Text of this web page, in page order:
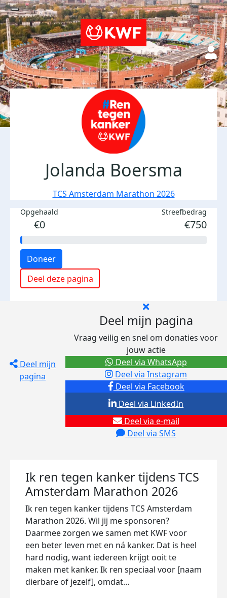
Jolanda Boersma
TCS Amsterdam Marathon 2026
Opgehaald
€0
Streefbedrag
€750
Doneer
Deel deze pagina
Deel mijn
pagina
Deel mijn pagina
Vraag veilig en snel om donaties voor
jouw actie
Deel via Facebook
Deel via Instagram
Deel via e-mail
Deel via SMS
Deel via LinkedIn
Deel via WhatsApp
Ik ren tegen kanker tijdens TCS
Amsterdam Marathon 2026
Ik ren tegen kanker tijdens TCS Amsterdam
Marathon 2026. Wil jij me sponsoren?
Daarmee zorgen we samen met KWF voor
een beter leven met en ná kanker. Dat is heel
hard nodig, want iedereen krijgt ooit te
maken met kanker. Ik ren speciaal voor [naam
dierbare of jezelf], omdat…